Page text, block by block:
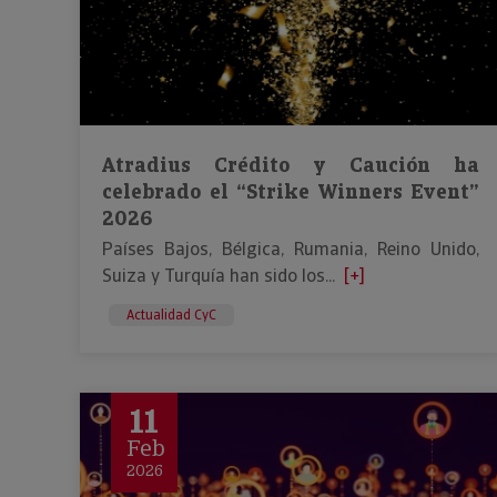
Atradius Crédito y Caución ha
celebrado el “Strike Winners Event”
2026
Países Bajos, Bélgica, Rumania, Reino Unido,
Suiza y Turquía han sido los... [+]
Actualidad CyC
11
Feb
2026